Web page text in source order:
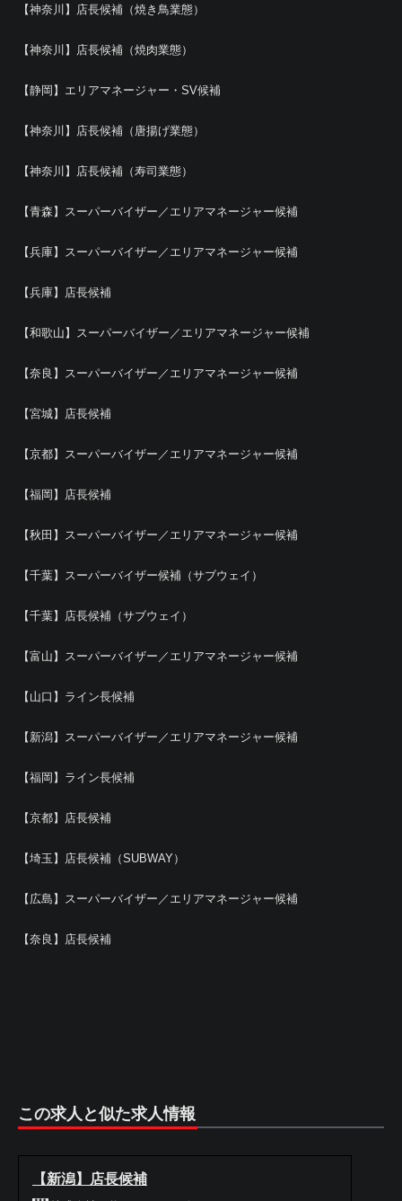
【神奈川】店長候補（焼き鳥業態）
【神奈川】店長候補（焼肉業態）
【静岡】エリアマネージャー・SV候補
【神奈川】店長候補（唐揚げ業態）
【神奈川】店長候補（寿司業態）
【青森】スーパーバイザー／エリアマネージャー候補
【兵庫】スーパーバイザー／エリアマネージャー候補
【兵庫】店長候補
【和歌山】スーパーバイザー／エリアマネージャー候補
【奈良】スーパーバイザー／エリアマネージャー候補
【宮城】店長候補
【京都】スーパーバイザー／エリアマネージャー候補
【福岡】店長候補
【秋田】スーパーバイザー／エリアマネージャー候補
【千葉】スーパーバイザー候補（サブウェイ）
【千葉】店長候補（サブウェイ）
【富山】スーパーバイザー／エリアマネージャー候補
【山口】ライン長候補
【新潟】スーパーバイザー／エリアマネージャー候補
【福岡】ライン長候補
【京都】店長候補
【埼玉】店長候補（SUBWAY）
【広島】スーパーバイザー／エリアマネージャー候補
【奈良】店長候補
この求人と似た求人情報
【新潟】店長候補